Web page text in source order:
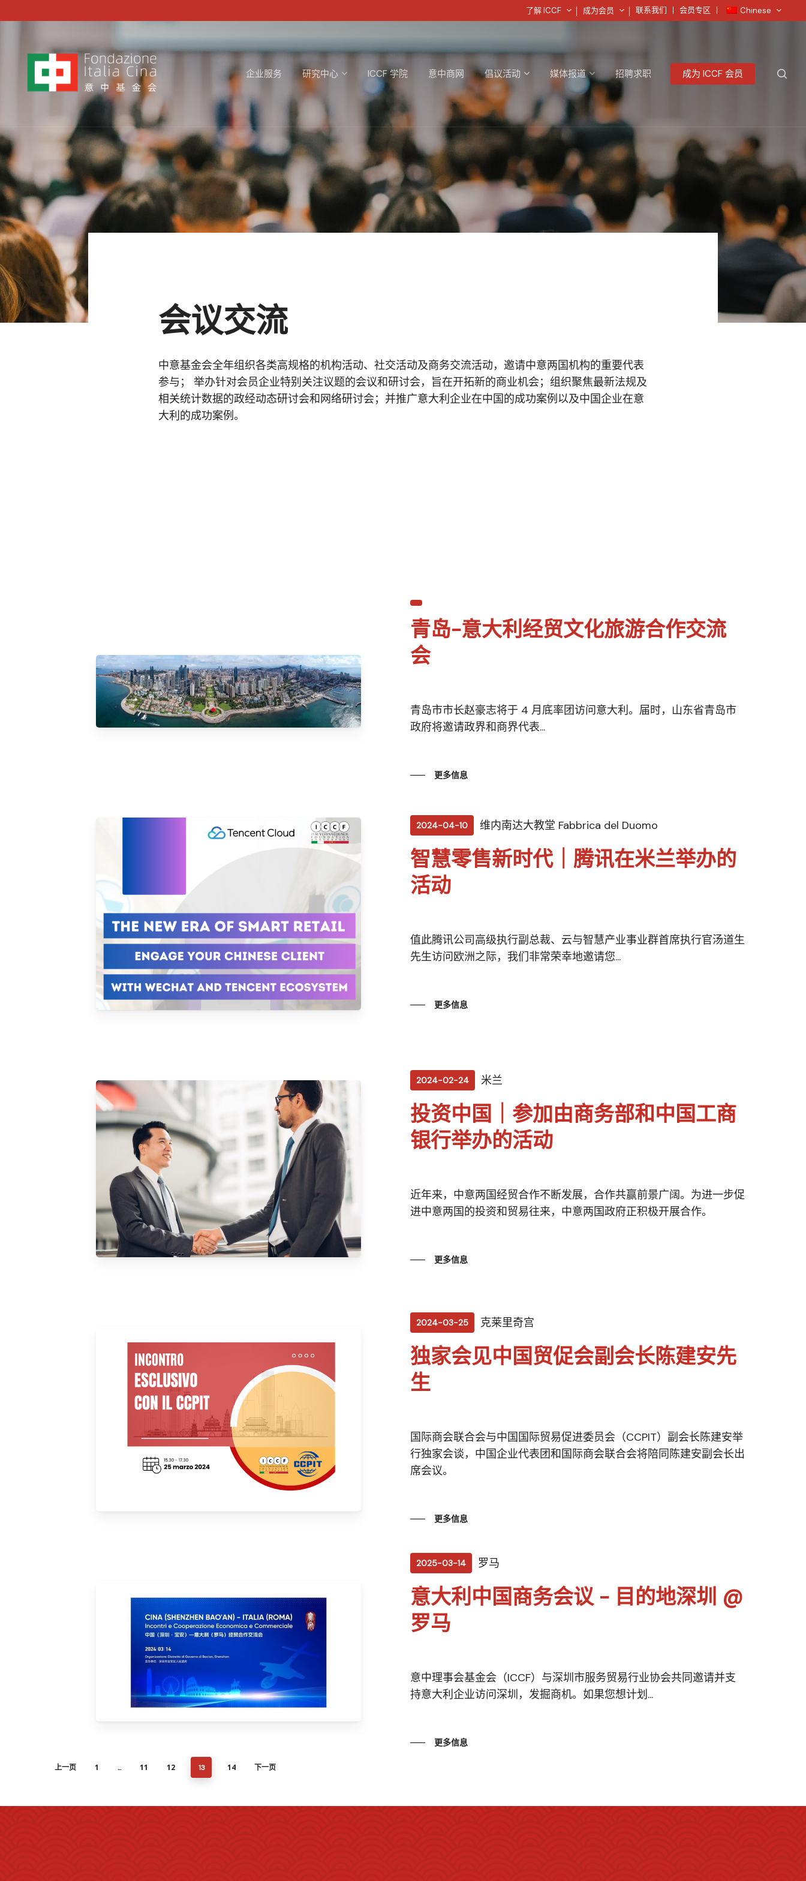
至
了解 ICCF 成为会员 联系我们 会员专区 Chinese
企业服务 研究中心 ICCF 学院 意中商网 倡议活动 媒体报道 招聘求职 成为 ICCF 会员
会议交流
中意基金会全年组织各类高规格的机构活动、社交活动及商务交流活动，邀请中意两国机构的重要代表
参与； 举办针对会员企业特别关注议题的会议和研讨会，旨在开拓新的商业机会；组织聚焦最新法规及
相关统计数据的政经动态研讨会和网络研讨会；并推广意大利企业在中国的成功案例以及中国企业在意
大利的成功案例。
青岛-意大利经贸文化旅游合作交流
会
青岛市市长赵豪志将于 4 月底率团访问意大利。届时，山东省青岛市
政府将邀请政界和商界代表...
更多信息
2024-04-10 维内南达大教堂 Fabbrica del Duomo
智慧零售新时代｜腾讯在米兰举办的
活动
值此腾讯公司高级执行副总裁、云与智慧产业事业群首席执行官汤道生
先生访问欧洲之际，我们非常荣幸地邀请您...
更多信息
2024-02-24 米兰
投资中国｜参加由商务部和中国工商
银行举办的活动
近年来，中意两国经贸合作不断发展，合作共赢前景广阔。为进一步促
进中意两国的投资和贸易往来，中意两国政府正积极开展合作。
更多信息
2024-03-25 克莱里奇宫
独家会见中国贸促会副会长陈建安先
生
国际商会联合会与中国国际贸易促进委员会（CCPIT）副会长陈建安举
行独家会谈，中国企业代表团和国际商会联合会将陪同陈建安副会长出
席会议。
更多信息
2025-03-14 罗马
意大利中国商务会议 - 目的地深圳 @
罗马
意中理事会基金会（ICCF）与深圳市服务贸易行业协会共同邀请并支
持意大利企业访问深圳，发掘商机。如果您想计划...
更多信息
上一页 1 ... 11 12 13 14 下一页
菜
单